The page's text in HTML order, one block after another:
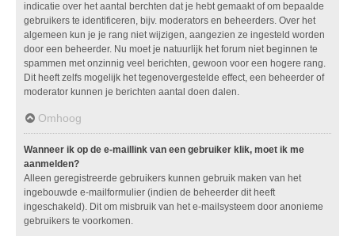
indicatie over het aantal berchten dat je hebt gemaakt of om bepaalde
gebruikers te identificeren, bijv. moderators en beheerders. Over het
algemeen kun je je rang niet wijzigen, aangezien ze ingesteld worden
door een beheerder. Nu moet je natuurlijk het forum niet beginnen te
spammen met onzinnig veel berichten, gewoon voor een hogere rang.
Dit heeft zelfs mogelijk het tegenovergestelde effect, een beheerder of
moderator kunnen je berichten aantal doen dalen.
Omhoog
Wanneer ik op de e-maillink van een gebruiker klik, moet ik me
aanmelden?
Alleen geregistreerde gebruikers kunnen gebruik maken van het
ingebouwde e-mailformulier (indien de beheerder dit heeft
ingeschakeld). Dit om misbruik van het e-mailsysteem door anonieme
gebruikers te voorkomen.